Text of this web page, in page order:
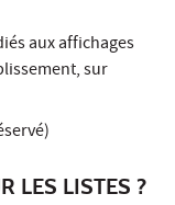
aux affichages
sur
LES LISTES ?